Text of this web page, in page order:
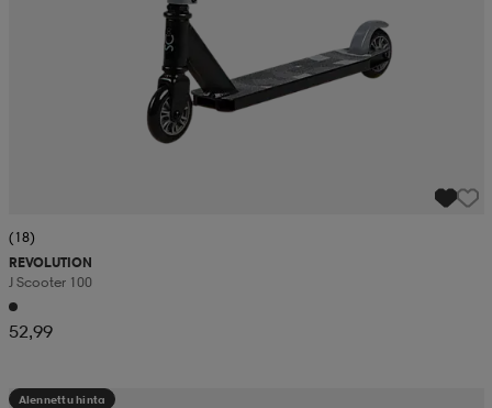
(18)
REVOLUTION
J Scooter 100
52,99
Alennettu hinta